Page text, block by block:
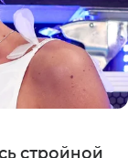
стройной